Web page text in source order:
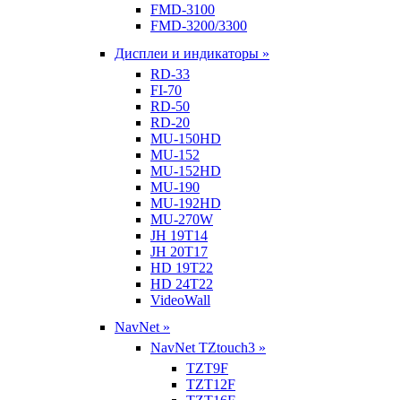
FMD-3100
FMD-3200/3300
Дисплеи и индикаторы »
RD-33
FI-70
RD-50
RD-20
MU-150HD
MU-152
MU-152HD
MU-190
MU-192HD
MU-270W
JH 19T14
JH 20T17
HD 19T22
HD 24T22
VideoWall
NavNet »
NavNet TZtouch3 »
TZT9F
TZT12F